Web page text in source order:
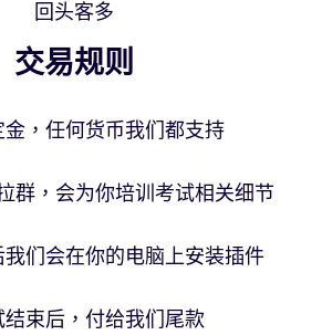
回头客多
交易规则
金，任何货币我们都支持
群，会为你培训考试相关细节
们会在你的电脑上安装插件
结束后，付给我们尾款